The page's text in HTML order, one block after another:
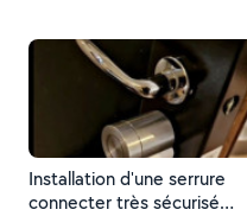
Installation d'une serrure
connecter très sécurisé